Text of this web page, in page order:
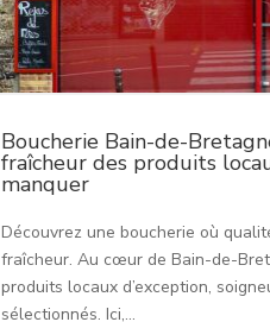
Boucherie Bain-de-
fraîcheur des produits
manquer
Découvrez une boucherie où
fraîcheur. Au cœur de Bain-de-
produits locaux d’exception,
sélectionnés. Ici,...